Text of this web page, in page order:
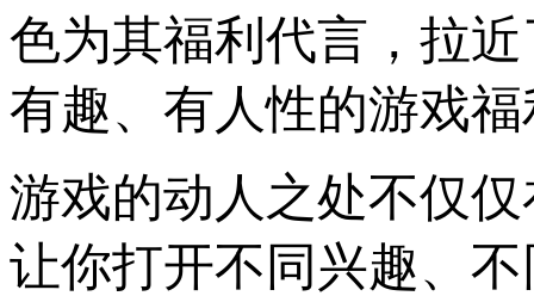
色为其福利代言，拉
有趣、有人性的游戏
游戏的动人之处不仅
让你打开不同兴趣、